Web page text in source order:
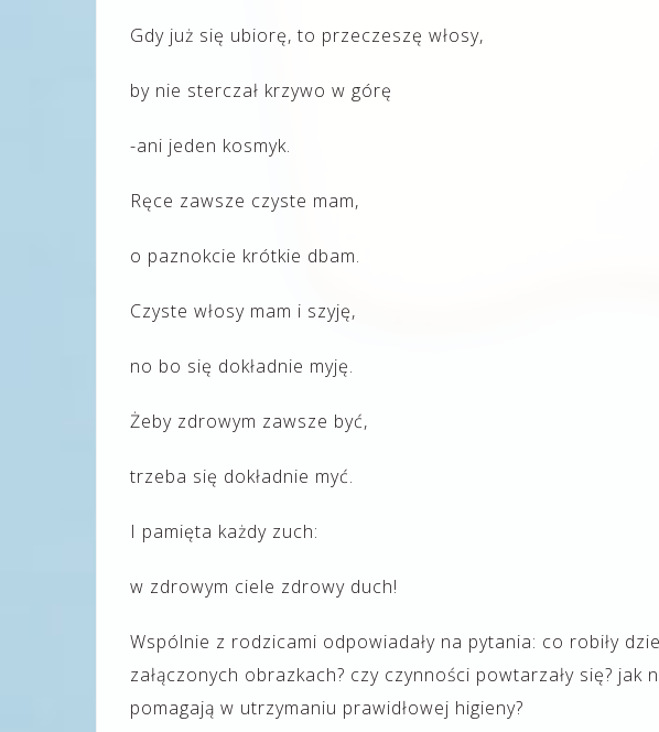
Gdy już się ubiorę, to przeczeszę włosy,
by nie sterczał krzywo w górę
-ani jeden kosmyk.
Ręce zawsze czyste mam,
o paznokcie krótkie dbam.
Czyste włosy mam i szyję,
no bo się dokładnie myję.
Żeby zdrowym zawsze być,
trzeba się dokładnie myć.
I pamięta każdy zuch:
w zdrowym ciele zdrowy duch!
Wspólnie z rodzicami odpowiadały na pytania: co robiły
załączonych obrazkach? czy czynności powtarzały się? jak
pomagają w utrzymaniu prawidłowej higieny?